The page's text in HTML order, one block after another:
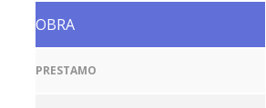
OBRA
PRESTAMO